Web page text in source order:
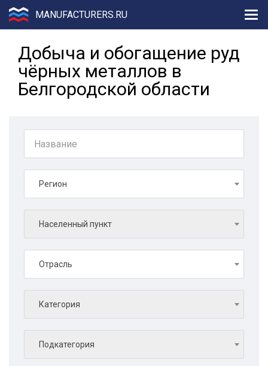
MANUFACTURERS.RU
Добыча и обогащение руд
чёрных металлов в
Белгородской области
Регион
Населенный пункт
Отрасль
Категория
Подкатегория